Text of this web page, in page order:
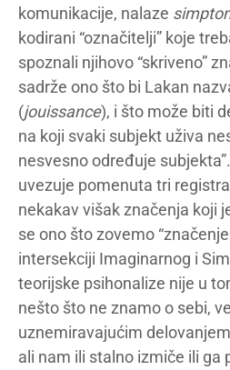
komunikacije, nalaze
kodirani “označitelji” koje
spoznali njihovo “skriveno”
sadrže ono što bi Lakan
(jouissance), i što može biti
na koji svaki subjekt uživa
nesvesno određuje
uvezuje pomenuta tri
nekakav višak značenja koji
se ono što zovemo
intersekciji Imaginarnog i
teorijske psihonalize nije u
nešto što ne znamo o sebi,
uznemiravajućim
ali nam ili stalno izmiče ili ga